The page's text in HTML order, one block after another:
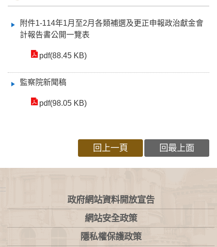
附件1-114年1月至2月各類補選及更正申報政治獻金會
計報告書公開一覽表
pdf(88.45 KB)
監察院新聞稿
pdf(98.05 KB)
回上一頁 回最上面
:::
政府網站資料開放宣告
網站安全政策
隱私權保護政策